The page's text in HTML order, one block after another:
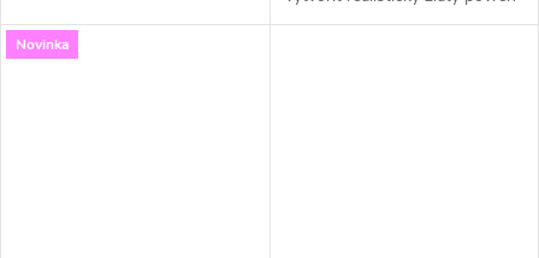
na téměř všech hladkých
Novinka